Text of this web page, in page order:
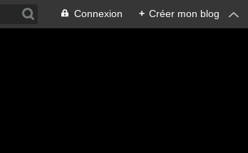
Connexion + Créer mon blog